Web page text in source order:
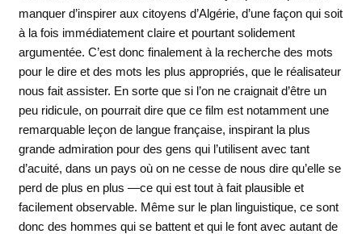
manquer d’inspirer aux citoyens d’Algérie, d’une façon qui soit
à la fois immédiatement claire et pourtant solidement
argumentée. C’est donc finalement à la recherche des mots
pour le dire et des mots les plus appropriés, que le réalisateur
nous fait assister. En sorte que si l’on ne craignait d’être un
peu ridicule, on pourrait dire que ce film est notamment une
remarquable leçon de langue française, inspirant la plus
grande admiration pour des gens qui l’utilisent avec tant
d’acuité, dans un pays où on ne cesse de nous dire qu’elle se
perd de plus en plus —ce qui est tout à fait plausible et
facilement observable. Même sur le plan linguistique, ce sont
donc des hommes qui se battent et qui le font avec autant de